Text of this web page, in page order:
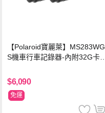
【Polaroid寶麗萊】MS283WG
S機車行車記錄器-內附32G卡
$6,090
免運